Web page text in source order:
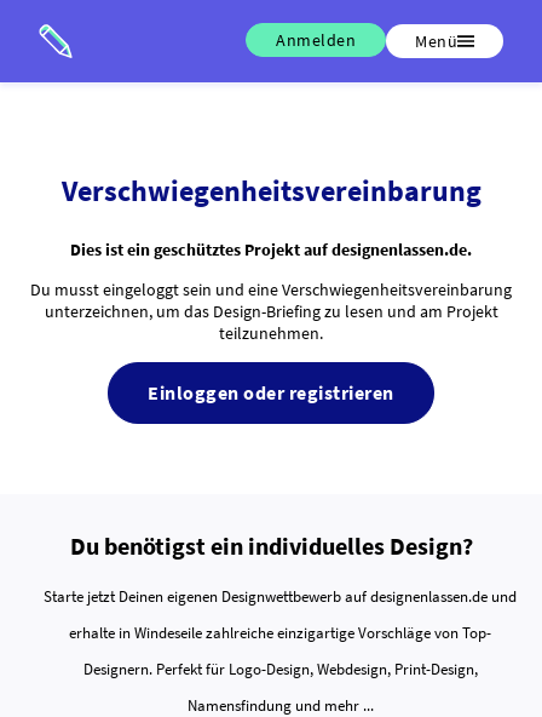
Anmelden Menü
Verschwiegenheitsvereinbarung
Dies ist ein geschütztes Projekt auf designenlassen.de.
Du musst eingeloggt sein und eine Verschwiegenheitsvereinbarung
unterzeichnen, um das Design-Briefing zu lesen und am Projekt
teilzunehmen.
Einloggen oder registrieren
Du benötigst ein individuelles Design?
Starte jetzt Deinen eigenen Designwettbewerb auf designenlassen.de und
erhalte in Windeseile zahlreiche einzigartige Vorschläge von Top-
Designern. Perfekt für Logo-Design, Webdesign, Print-Design,
Namensfindung und mehr ...